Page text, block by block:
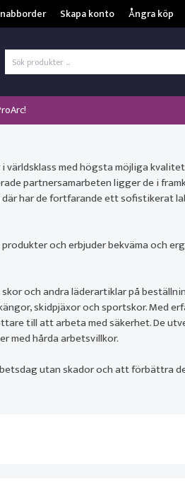
Skapa konto Ångra köp
Logga in
*
Glömt ditt lösenord?
med högsta möjliga
partnersamarbeten ligger de i
har de fortfarande ett sofistikerat
och erbjuder bekväma och
och andra läderartiklar på
skidpjäxor och sportskor. Med
till att arbeta med säkerhet. De
med hårda arbetsvillkor.
utan skador och att förbättra